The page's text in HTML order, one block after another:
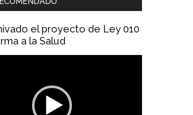
el proyecto de Ley 010
a la Salud